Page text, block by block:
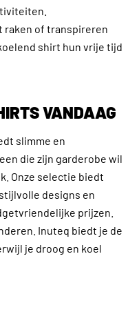
raken of transpireren
shirt hun vrije tijd
VANDAAG
slimme en
die zijn garderobe wil
Onze selectie biedt
designs en
prijzen.
Inuteq biedt je de
je droog en koel